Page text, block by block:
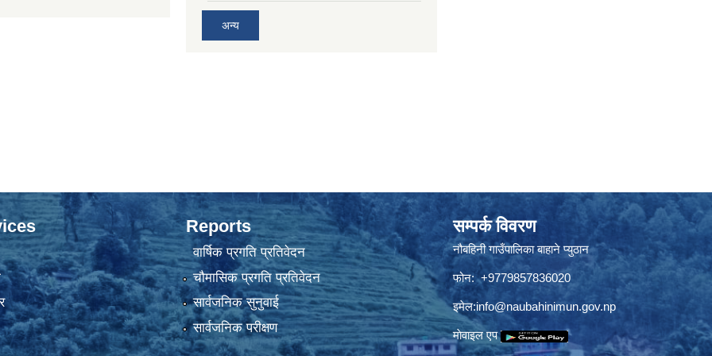
अन्य
Reports
वार्षिक प्रगति प्रतिवेदन
चौमासिक प्रगति प्रतिवेदन
सार्वजनिक सुनुवाई
सार्वजनिक परीक्षण
सम्पर्क विवरण
नौबहिनी गाउँपालिका बाहाने प्युठान
फोन: +9779857836020
इमेल:info@naubahinimun.gov.np
माेवाइल एप